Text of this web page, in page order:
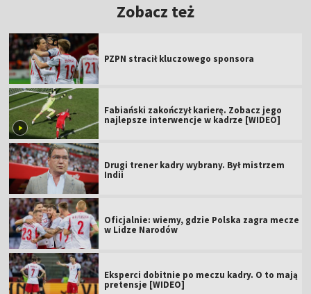
Zobacz też
PZPN stracił kluczowego sponsora
Fabiański zakończył karierę. Zobacz jego
najlepsze interwencje w kadrze [WIDEO]
Drugi trener kadry wybrany. Był mistrzem
Indii
Oficjalnie: wiemy, gdzie Polska zagra mecze
w Lidze Narodów
Eksperci dobitnie po meczu kadry. O to mają
pretensje [WIDEO]